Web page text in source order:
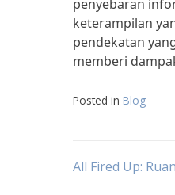
penyebaran
keterampilan
pendekatan
memberi
Posted in Blog
Post
All Fired Up: